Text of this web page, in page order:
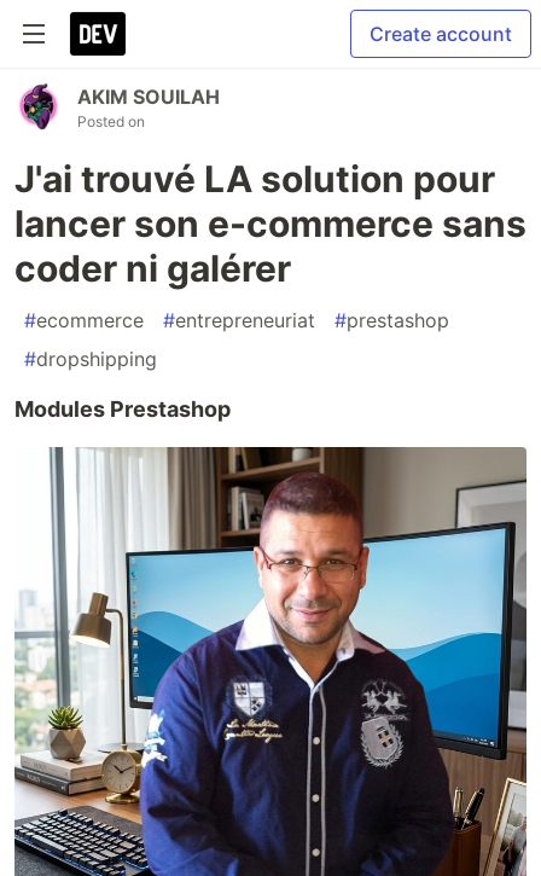
Create account
AKIM SOUILAH
Posted on
J'ai trouvé LA solution pour
lancer son e-commerce sans
coder ni galérer
#ecommerce #entrepreneuriat #prestashop
#dropshipping
Modules Prestashop